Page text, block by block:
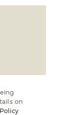
on